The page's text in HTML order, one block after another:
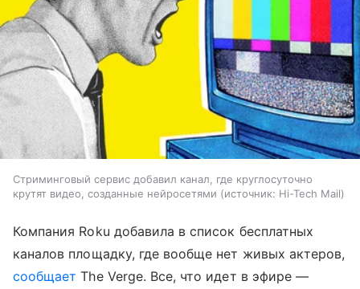
Стриминговый сервис добавил канал, где круглосуточно
крутят видео, созданные нейросетями
источник: Hi-Tech Mail
Компания Roku добавила в список бесплатных
каналов площадку, где вообще нет живых актеров,
сообщает The Verge. Все, что идет в эфире —